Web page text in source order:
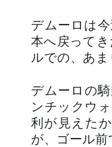
デムーロは
本へ戻って
ルでの、あま
デムーロの
ンチックウ
利が見えた
が、ゴール前